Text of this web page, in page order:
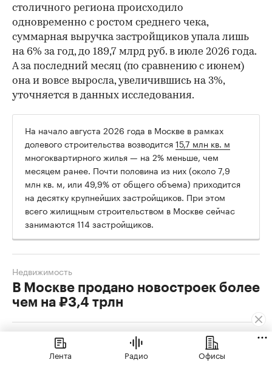
столичного региона происходило
одновременно с ростом среднего чека,
суммарная выручка застройщиков упала лишь
на 6% за год, до 189,7 млрд руб. в июле 2026 года.
А за последний месяц (по сравнению с июнем)
она и вовсе выросла, увеличившись на 3%,
уточняется в данных исследования.
На начало августа 2026 года в Москве в рамках
долевого строительства возводится15,7 млн кв. м
многоквартирного жилья — на 2% меньше, чем
месяцем ранее. Почти половина из них (около 7,9
млн кв. м, или 49,9% от общего объема) приходится
на десятку крупнейших застройщиков. При этом
всего жилищным строительством в Москве сейчас
занимаются 114 застройщиков.
В Москве продано новостроек более
чем на ₽3,4 трлн
Недвижимость
Теги
Лента Радио Офисы